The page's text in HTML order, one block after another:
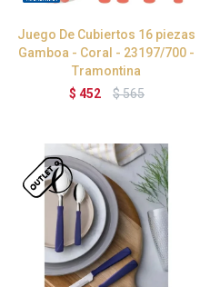
Juego De Cubiertos 16 piezas
Gamboa - Coral - 23197/700 -
Tramontina
$ 452 $565